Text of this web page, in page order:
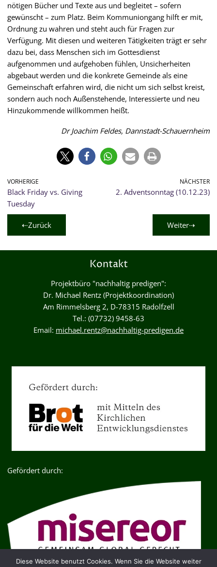
nötigen Bücher und Texte aus und begleitet – sofern
gewünscht – zum Platz. Beim Kommuniongang hilft er mit,
Ordnung zu wahren und steht auch für Fragen zur
Verfügung. Mit diesen und weiteren Tätigkeiten trägt er sehr
dazu bei, dass Menschen sich im Gottesdienst
aufgenommen und aufgehoben fühlen, Unsicherheiten
abgebaut werden und die konkrete Gemeinde als eine
Gemeinschaft erfahren wird, die nicht um sich selbst kreist,
sondern auch noch Außenstehende, Interessierte und neu
Hinzukommende willkommen heißt.
Dr Joachim Feldes, Dannstadt-Schauernheim
VORHERIGE
Black Friday vs. Giving
Tuesday
NÄCHSTER
2. Adventsonntag (10.12.23)
⇠Zurück Weiter⇢
Kontakt
Projektbüro "nachhaltig predigen":
Dr. Michael Rentz (Projektkoordination)
Am Rimmelsberg 2, D-78315 Radolfzell
Tel.: (07732) 9458-63
Email: michael.rentz@nachhaltig-predigen.de
Gefördert durch:
Diese Website benutzt Cookies. Wenn Sie die Website weiter